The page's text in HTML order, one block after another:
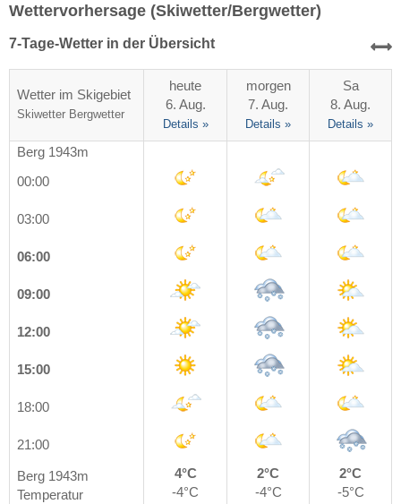
Wettervorhersage (Skiwetter/Bergwetter)
7-Tage-Wetter in der Übersicht
Wetter im Skigebiet
Skiwetter Bergwetter
heute
6. Aug.
Details »
morgen
7. Aug.
Details »
Sa
8. Aug.
Details »
Berg 1943m
00:00
03:00
06:00
09:00
12:00
15:00
18:00
21:00
Berg 1943m
Temperatur
4°C
-4°C
2°C
-4°C
2°C
-5°C